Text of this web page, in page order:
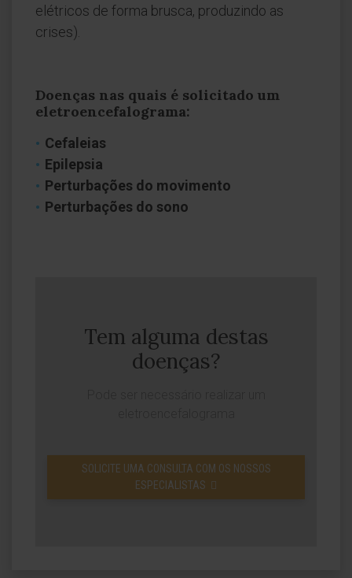
elétricos de forma brusca, produzindo as
crises).
Doenças nas quais é solicitado um
eletroencefalograma:
Cefaleias
Epilepsia
Perturbações do movimento
Perturbações do sono
Tem alguma destas
doenças?
SOLICITE UMA CONSULTA COM OS NOSSOS
ESPECIALISTAS